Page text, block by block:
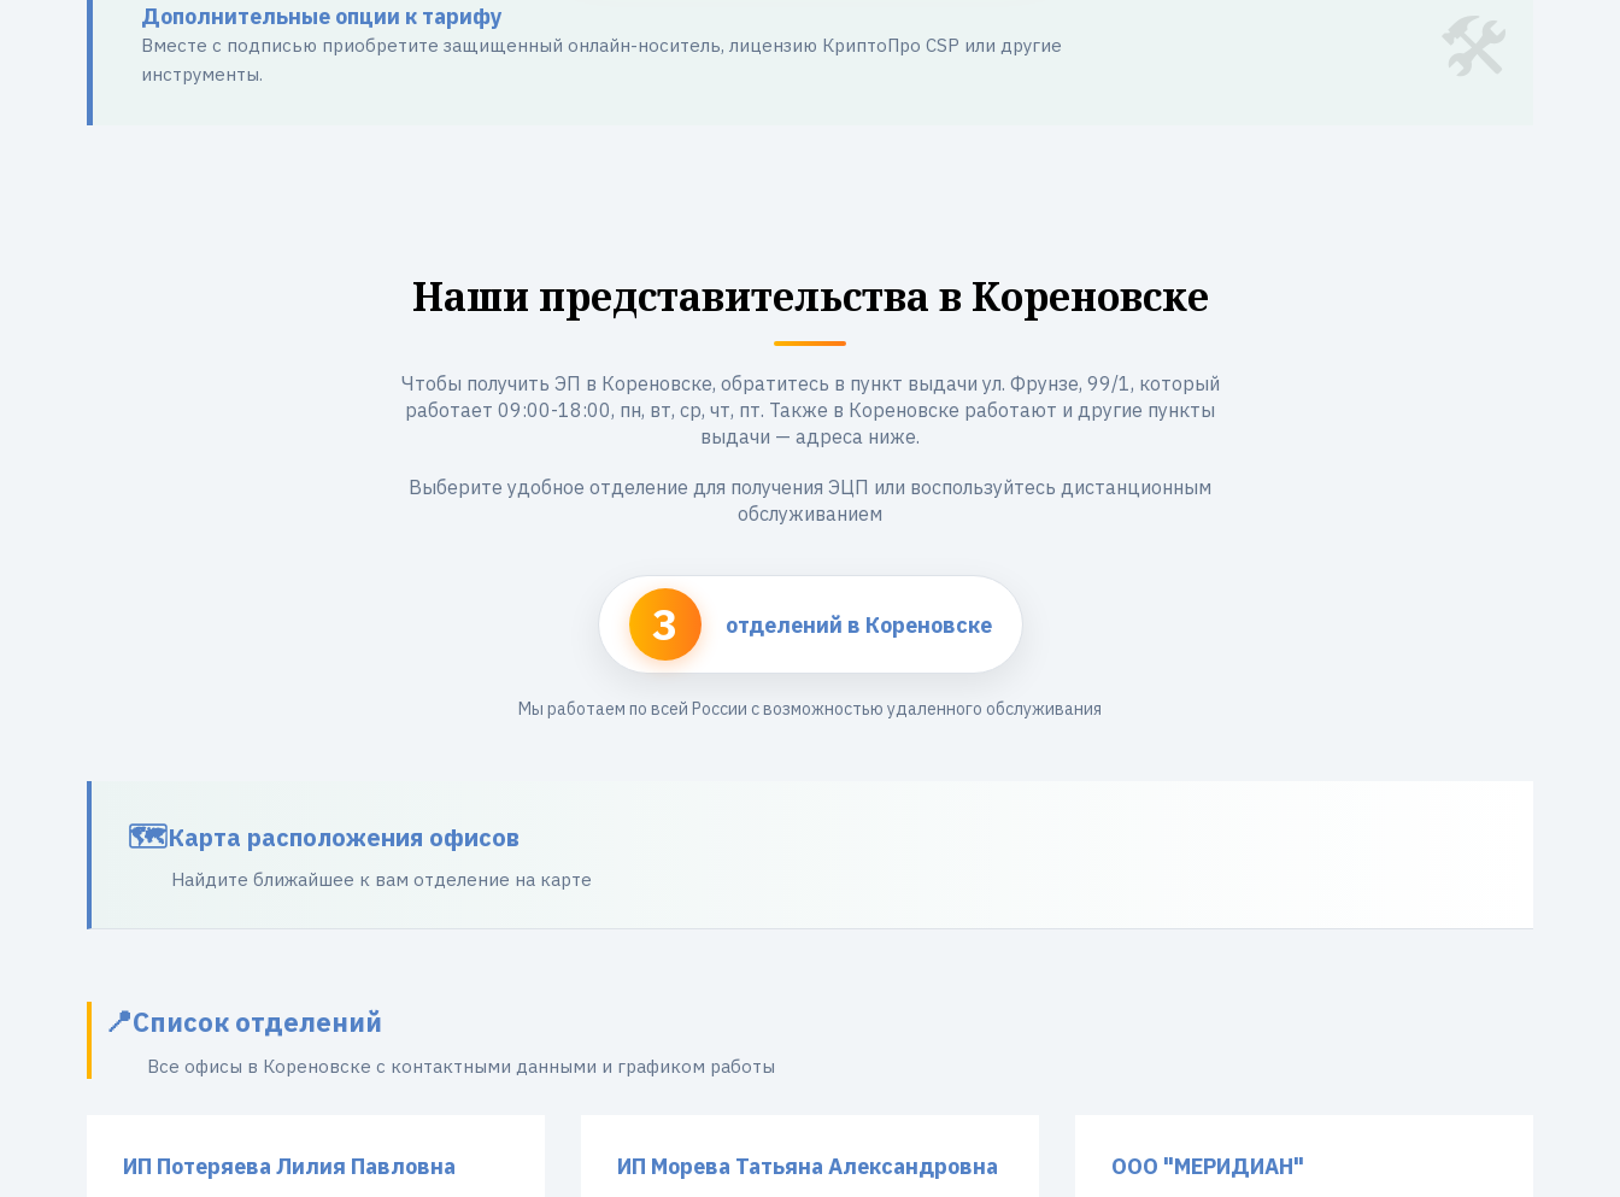
Дополнительные опции к тарифу
Вместе с подписью приобретите защищенный онлайн-носитель, лицензию КриптоПро CSP или другие
инструменты.
Наши представительства в Кореновске
Чтобы получить ЭП в Кореновске, обратитесь в пункт выдачи ул. Фрунзе, 99/1, который
работает 09:00-18:00, пн, вт, ср, чт, пт. Также в Кореновске работают и другие пункты
выдачи — адреса ниже.
Выберите удобное отделение для получения ЭЦП или воспользуйтесь дистанционным
обслуживанием
3 отделений в Кореновске
Мы работаем по всей России с возможностью удаленного обслуживания
Карта расположения офисов
Найдите ближайшее к вам отделение на карте
Список отделений
Все офисы в Кореновске с контактными данными и графиком работы
ИП Потеряева Лилия Павловна ИП Морева Татьяна Александровна ООО "МЕРИДИАН"